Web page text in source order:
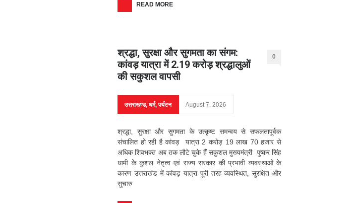
READ MORE
श्रद्धा, सुरक्षा और सुगमता का संगम:
कांवड़ यात्रा में 2.19 करोड़ श्रद्धालुओं
की सकुशल वापसी
0
उत्तराखण्ड, धर्म,पर्यटन August 7, 2026
श्रद्धा, सुरक्षा और सुगमता के उत्कृष्ट समन्वय से सफलतापूर्वक
संचालित हो रही है कांवड़ यात्रा 2 करोड़ 19 लाख 70 हजार से
अधिक शिवभक्त अब तक लौटे चुके हैं सकुशल मुख्यमंत्री पुष्कर सिंह
धामी के कुशल नेतृत्व एवं राज्य सरकार की प्रभावी व्यवस्थाओं के
कारण उत्तराखंड में कांवड़ यात्रा पूरी तरह व्यवस्थित, सुरक्षित और
सुचारु